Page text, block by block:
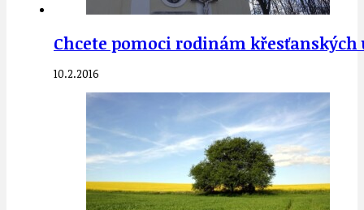
Chcete pomoci rodinám
10.2.2016